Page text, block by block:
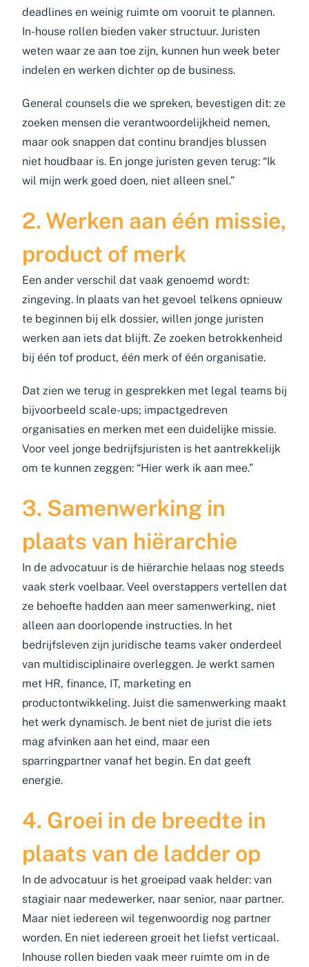
deadlines en weinig ruimte om vooruit te plannen.
In-house rollen bieden vaker structuur. Juristen
weten waar ze aan toe zijn, kunnen hun week beter
indelen en werken dichter op de business.
General counsels die we spreken, bevestigen dit: ze
zoeken mensen die verantwoordelijkheid nemen,
maar ook snappen dat continu brandjes blussen
niet houdbaar is. En jonge juristen geven terug: “Ik
wil mijn werk goed doen, niet alleen snel.”
2. Werken aan één missie,
product of merk
Een ander verschil dat vaak genoemd wordt:
zingeving. In plaats van het gevoel telkens opnieuw
te beginnen bij elk dossier, willen jonge juristen
werken aan iets dat blijft. Ze zoeken betrokkenheid
bij één tof product, één merk of één organisatie.
Dat zien we terug in gesprekken met legal teams bij
bijvoorbeeld scale-ups; impactgedreven
organisaties en merken met een duidelijke missie.
Voor veel jonge bedrijfsjuristen is het aantrekkelijk
om te kunnen zeggen: “Hier werk ik aan mee.”
3. Samenwerking in
plaats van hiërarchie
In de advocatuur is de hiërarchie helaas nog steeds
vaak sterk voelbaar. Veel overstappers vertellen dat
ze behoefte hadden aan meer samenwerking, niet
alleen aan doorlopende instructies. In het
bedrijfsleven zijn juridische teams vaker onderdeel
van multidisciplinaire overleggen. Je werkt samen
met HR, finance, IT, marketing en
productontwikkeling. Juist die samenwerking maakt
het werk dynamisch. Je bent niet de jurist die iets
mag afvinken aan het eind, maar een
sparringpartner vanaf het begin. En dat geeft
energie.
4. Groei in de breedte in
plaats van de ladder op
In de advocatuur is het groeipad vaak helder: van
stagiair naar medewerker, naar senior, naar partner.
Maar niet iedereen wil tegenwoordig nog partner
worden. En niet iedereen groeit het liefst verticaal.
Inhouse rollen bieden vaak meer ruimte om in de